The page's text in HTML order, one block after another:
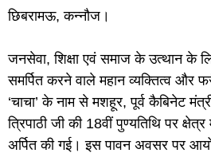
छिबरामऊ, कन्नौज।
जनसेवा, शिक्षा एवं समाज के उत्थान के
समर्पित करने वाले महान व्यक्तित्व और
‘चाचा’ के नाम से मशहूर, पूर्व कैबिनेट
त्रिपाठी जी की 18वीं पुण्यतिथि पर
अर्पित की गई। इस पावन अवसर पर